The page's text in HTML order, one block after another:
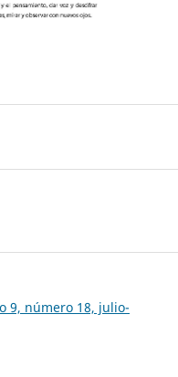
9, número 18, julio-